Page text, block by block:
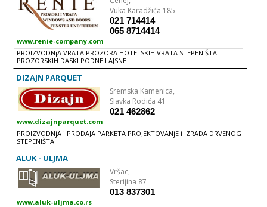
NAMEŠTAJ PLAKARI STEPENIŠTA STOLICE i STOLOVI VRATA MASKE ZA
RADIJATORE
Vuka Karadžića 185
021 714414
065 8714414
www.renie-company.com
PROIZVODNjA VRATA PROZORA HOTELSKIH VRATA STEPENIŠTA
PROZORSKIH DASKI PODNE LAJSNE
DIZAJN PARQUET
Sremska Kamenica,
Slavka Rodića 41
021 462862
www.dizajnparquet.com
PROIZVODNjA i PRODAJA PARKETA PROJEKTOVANjE i IZRADA DRVENOG
STEPENIŠTA
ALUK - ULJMA
Vršac,
Sterijina 87
013 837301
www.aluk-uljma.co.rs